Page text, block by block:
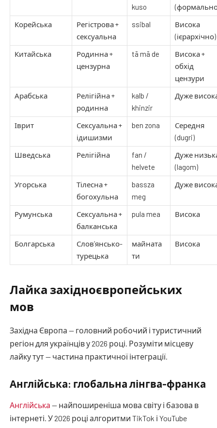
kuso
Корейська
Регістрова +
сексуальна
ssibal
Висока
(ієрархічно)
Китайська
Родинна +
цензурна
tā mā de
Висока +
обхід
цензури
Арабська
Релігійна +
родинна
kalb /
khinzir
Дуже
Іврит
Сексуальна +
ідишизми
ben zona
Середня
(dugri)
Шведська
Релігійна
fan /
helvete
Дуже
(lagom)
Угорська
Тілесна +
богохульна
bassza
meg
Дуже
Румунська
Сексуальна +
балканська
pula mea Висока
Болгарська
Слов’янсько-
турецька
майната
ти
Висока
Лайка західноєвропейських
мов
Західна Європа — головний робочий і туристичний
регіон для українців у 2026 році. Розуміти місцеву
лайку тут — частина практичної інтеграції.
Англійська: глобальна лінгва-франка
Англійська — найпоширеніша мова світу і базова в
інтернеті. У 2026 році алгоритми TikTok і YouTube